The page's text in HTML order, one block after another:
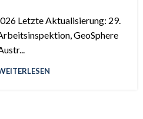
Letzte Aktualisierung: 29.
GeoSphere